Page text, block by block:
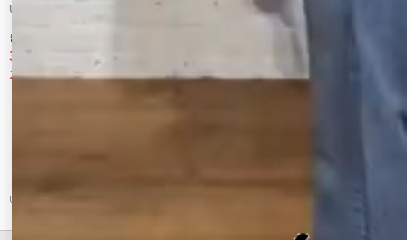
Ungrid
きインナー
3,192 円
20%OFF
Ungrid
ペプラムデザインニットキャミ
40%OFF
Ungrid（アングリッド）のキャミソール・ベアトップ、テープ刺繍キャミソールのアウトレッ